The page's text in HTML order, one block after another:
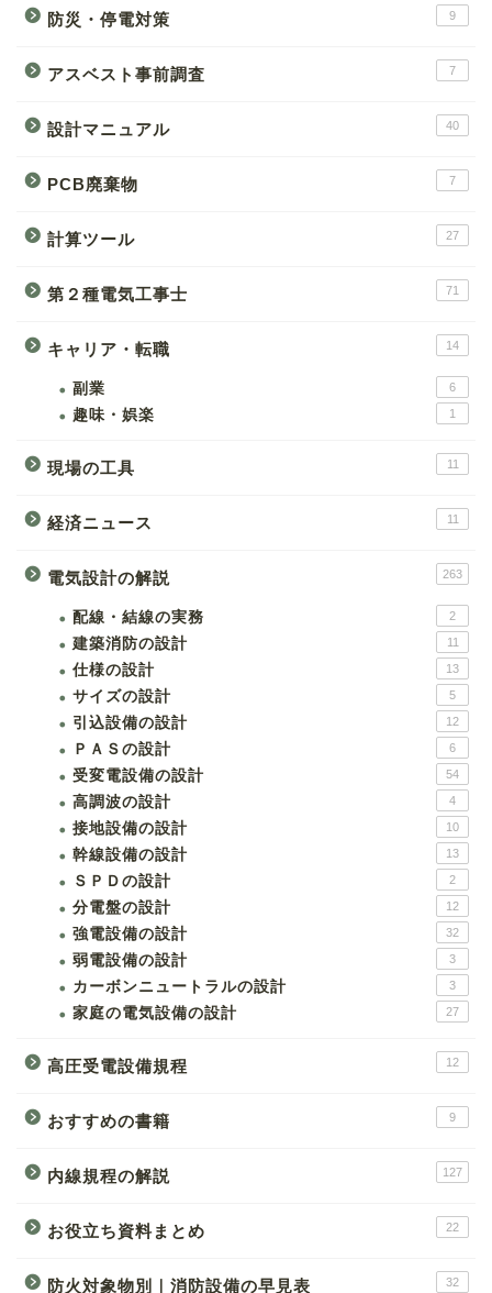
防災・停電対策 9
アスベスト事前調査 7
設計マニュアル 40
PCB廃棄物 7
計算ツール 27
第２種電気工事士 71
キャリア・転職 14
副業 6
趣味・娯楽 1
現場の工具 11
経済ニュース 11
電気設計の解説 263
配線・結線の実務 2
建築消防の設計 11
仕様の設計 13
サイズの設計 5
引込設備の設計 12
ＰＡＳの設計 6
受変電設備の設計 54
高調波の設計 4
接地設備の設計 10
幹線設備の設計 13
ＳＰＤの設計 2
分電盤の設計 12
強電設備の設計 32
弱電設備の設計 3
カーボンニュートラルの設計 3
家庭の電気設備の設計 27
高圧受電設備規程 12
おすすめの書籍 9
内線規程の解説 127
お役立ち資料まとめ 22
防火対象物別｜消防設備の早見表 32